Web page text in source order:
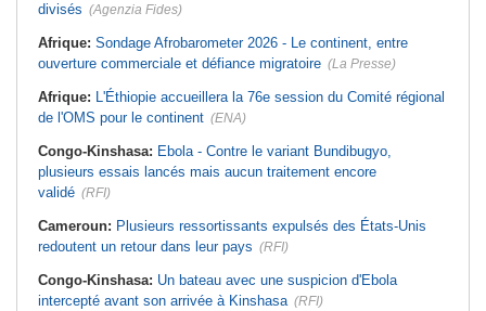
divisés (Agenzia Fides)
Afrique: Sondage Afrobarometer 2026 - Le continent, entre
ouverture commerciale et défiance migratoire (La Presse)
Afrique: L'Éthiopie accueillera la 76e session du Comité régional
de l'OMS pour le continent (ENA)
Congo-Kinshasa: Ebola - Contre le variant Bundibugyo,
plusieurs essais lancés mais aucun traitement encore
validé (RFI)
Cameroun: Plusieurs ressortissants expulsés des États-Unis
redoutent un retour dans leur pays (RFI)
Congo-Kinshasa: Un bateau avec une suspicion d'Ebola
intercepté avant son arrivée à Kinshasa (RFI)